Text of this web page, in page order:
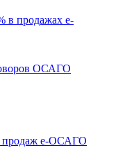
в продажах е-
ОСАГО
продаж е-ОСАГО